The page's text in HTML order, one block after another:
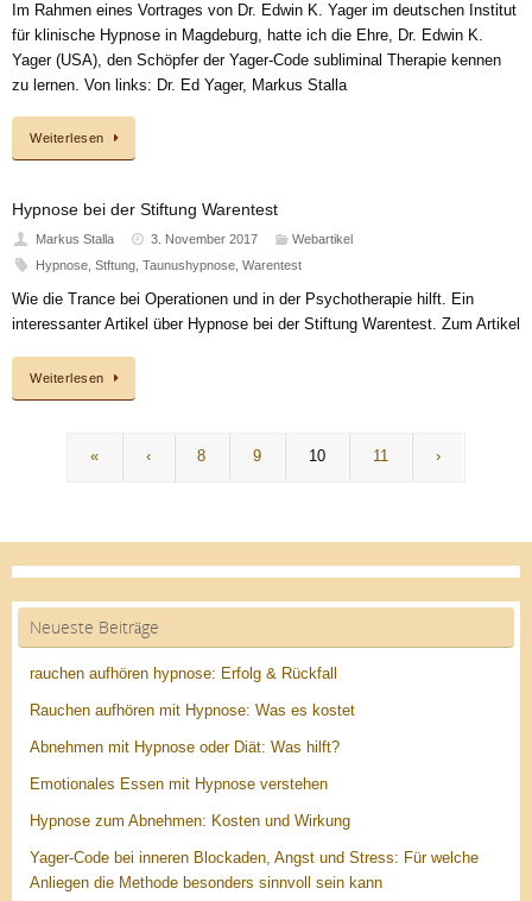
Im Rahmen eines Vortrages von Dr. Edwin K. Yager im deutschen Institut
für klinische Hypnose in Magdeburg, hatte ich die Ehre, Dr. Edwin K.
Yager (USA), den Schöpfer der Yager-Code subliminal Therapie kennen
zu lernen. Von links: Dr. Ed Yager, Markus Stalla
Weiterlesen
Hypnose bei der Stiftung Warentest
Markus Stalla 3. November 2017
Webartikel
Hypnose, Stftung, Taunushypnose, Warentest
Wie die Trance bei Operationen und in der Psychotherapie hilft. Ein
interessanter Artikel über Hypnose bei der Stiftung Warentest. Zum Artikel
Weiterlesen
« ‹ 8 9 10 11 ›
Neueste Beiträge
rauchen aufhören hypnose: Erfolg & Rückfall
Rauchen aufhören mit Hypnose: Was es kostet
Abnehmen mit Hypnose oder Diät: Was hilft?
Emotionales Essen mit Hypnose verstehen
Hypnose zum Abnehmen: Kosten und Wirkung
Yager-Code bei inneren Blockaden, Angst und Stress: Für welche
Anliegen die Methode besonders sinnvoll sein kann